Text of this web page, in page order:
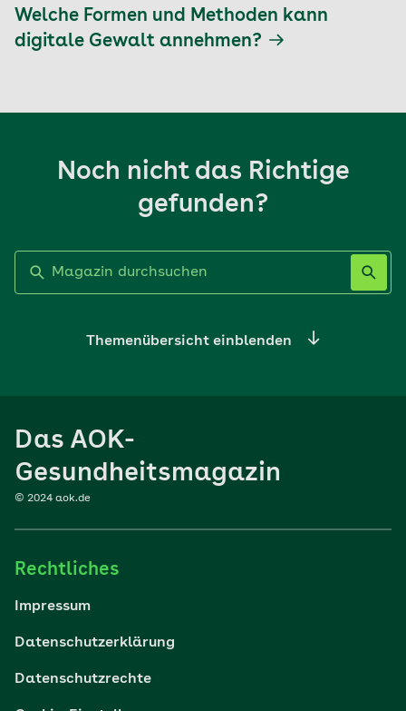
Welche Formen und Methoden kann
digitale Gewalt annehmen?
Noch nicht das Richtige
gefunden?
Themenübersicht einblenden
Sport
Reisen
Wohlbefinden
Das AOK-
Gesundheitsmagazin
© 2024 aok.de
Rechtliches
Impressum
Datenschutzerklärung
Datenschutzrechte